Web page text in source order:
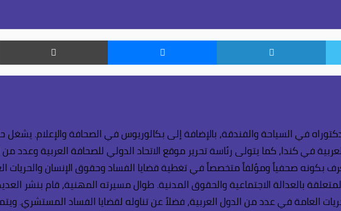
في السياحة والفندقة، بالإضافة إلى بكالوريوس في الصحافة والإعلام. يشغل
في كندا، كما يتولى رئاسة تحرير موقع الاتحاد الدولي للصحافة العربية وعدد
بكونه صحفياً ومؤلفاً متخصصاً في تغطية قضايا الفساد وحقوق الإنسان والحريات
بالعدالة الاجتماعية والحقوق المدنية. طوال مسيرته المهنية، قام بنشر
العامة في عدد من الدول العربية، فضلاً عن تناوله لقضايا الفساد المستشري.